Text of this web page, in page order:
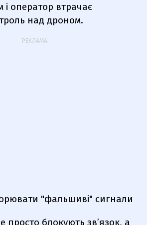
оператор втрачає
над дроном.
РЕКЛАМА:
"фальшиві" сигнали
просто блокують зв’язок, а